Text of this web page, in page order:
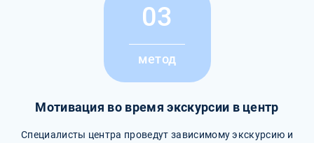
03
метод
Мотивация во время экскурсии в центр
Специалисты центра проведут зависимому экскурсию и